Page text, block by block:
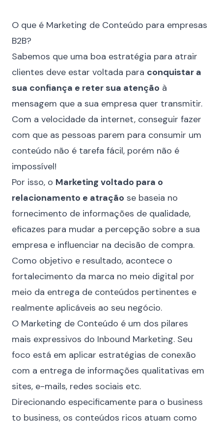
O que é Marketing de Conteúdo para empresas
B2B?
Sabemos que uma boa estratégia para atrair
clientes deve estar voltada para conquistar a
sua confiança e reter sua atenção à
mensagem que a sua empresa quer transmitir.
Com a velocidade da internet, conseguir fazer
com que as pessoas parem para consumir um
conteúdo não é tarefa fácil, porém não é
impossível!
Por isso, o Marketing voltado para o
relacionamento e atração se baseia no
fornecimento de informações de qualidade,
eficazes para mudar a percepção sobre a sua
empresa e influenciar na decisão de compra.
Como objetivo e resultado, acontece o
fortalecimento da marca no meio digital por
meio da entrega de conteúdos pertinentes e
realmente aplicáveis ao seu negócio.
O Marketing de Conteúdo é um dos pilares
mais expressivos do Inbound Marketing. Seu
foco está em aplicar estratégias de conexão
com a entrega de informações qualitativas em
sites, e-mails, redes sociais etc.
Direcionando especificamente para o business
to business, os conteúdos ricos atuam como